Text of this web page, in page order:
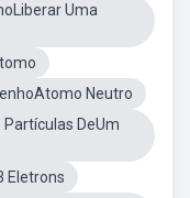
Uma
Neutro
DeUm
Eletrons